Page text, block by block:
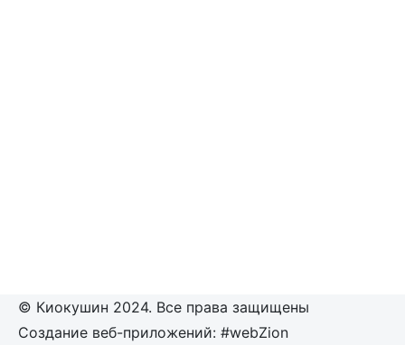
© Киокушин 2024. Все права защищены
Создание веб-приложений: #webZion